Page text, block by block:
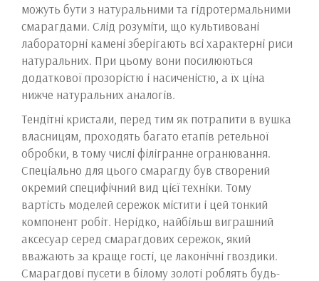
можуть бути з натуральними та гідротермальними
смарагдами. Слід розуміти, що культивовані
лабораторні камені зберігають всі характерні риси
натуральних. При цьому вони посилюються
додаткової прозорістю і насиченістю, а їх ціна
нижче натуральних аналогів.
Тендітні кристали, перед тим як потрапити в вушка
власницям, проходять багато етапів ретельної
обробки, в тому числі філігранне огранювання.
Спеціально для цього смарагду був створений
окремий специфічний вид цієї техніки. Тому
вартість моделей сережок містити і цей тонкий
компонент робіт. Нерідко, найбільш виграшний
аксесуар серед смарагдових сережок, який
вважають за краще гості, це лаконічні гвоздики.
Смарагдові пусети в білому золоті роблять будь-